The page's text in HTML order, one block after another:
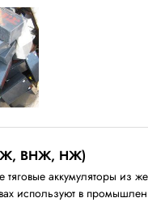
ВНЖ, НЖ)
тяговые аккумуляторы из
используют в